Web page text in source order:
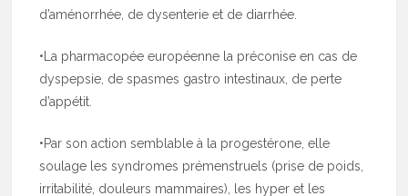
d’aménorrhée, de dysenterie et de diarrhée.
•La pharmacopée européenne la préconise en cas de
dyspepsie, de spasmes gastro intestinaux, de perte
d’appétit.
•Par son action semblable à la progestérone, elle
soulage les syndromes prémenstruels (prise de poids,
irritabilité, douleurs mammaires), les hyper et les